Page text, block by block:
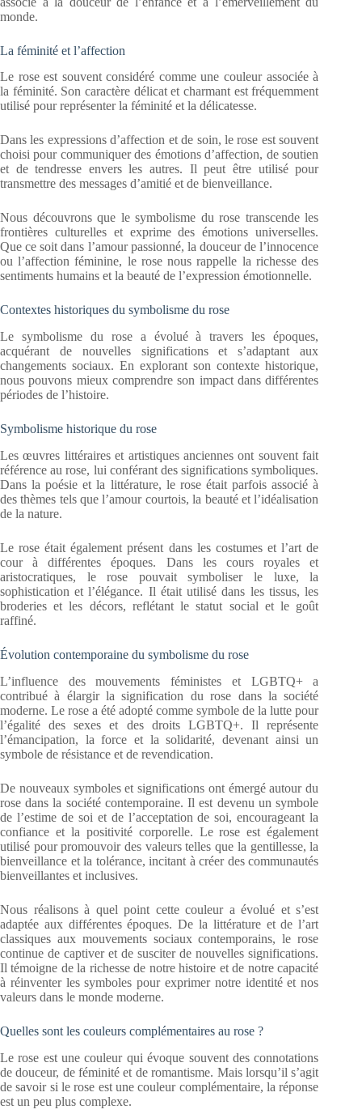
monde.
La féminité et l’affection
Le rose est souvent considéré comme une couleur associée à
la féminité. Son caractère délicat et charmant est fréquemment
utilisé pour représenter la féminité et la délicatesse.
Dans les expressions d’affection et de soin, le rose est souvent
choisi pour communiquer des émotions d’affection, de soutien
et de tendresse envers les autres. Il peut être utilisé pour
transmettre des messages d’amitié et de bienveillance.
Nous découvrons que le symbolisme du rose transcende les
frontières culturelles et exprime des émotions universelles.
Que ce soit dans l’amour passionné, la douceur de l’innocence
ou l’affection féminine, le rose nous rappelle la richesse des
sentiments humains et la beauté de l’expression émotionnelle.
Contextes historiques du symbolisme du rose
Le symbolisme du rose a évolué à travers les époques,
acquérant de nouvelles significations et s’adaptant aux
changements sociaux. En explorant son contexte historique,
nous pouvons mieux comprendre son impact dans différentes
périodes de l’histoire.
Symbolisme historique du rose
Les œuvres littéraires et artistiques anciennes ont souvent fait
référence au rose, lui conférant des significations symboliques.
Dans la poésie et la littérature, le rose était parfois associé à
des thèmes tels que l’amour courtois, la beauté et l’idéalisation
de la nature.
Le rose était également présent dans les costumes et l’art de
cour à différentes époques. Dans les cours royales et
aristocratiques, le rose pouvait symboliser le luxe, la
sophistication et l’élégance. Il était utilisé dans les tissus, les
broderies et les décors, reflétant le statut social et le goût
raffiné.
Évolution contemporaine du symbolisme du rose
L’influence des mouvements féministes et LGBTQ+ a
contribué à élargir la signification du rose dans la société
moderne. Le rose a été adopté comme symbole de la lutte pour
l’égalité des sexes et des droits LGBTQ+. Il représente
l’émancipation, la force et la solidarité, devenant ainsi un
symbole de résistance et de revendication.
De nouveaux symboles et significations ont émergé autour du
rose dans la société contemporaine. Il est devenu un symbole
de l’estime de soi et de l’acceptation de soi, encourageant la
confiance et la positivité corporelle. Le rose est également
utilisé pour promouvoir des valeurs telles que la gentillesse, la
bienveillance et la tolérance, incitant à créer des communautés
bienveillantes et inclusives.
Nous réalisons à quel point cette couleur a évolué et s’est
adaptée aux différentes époques. De la littérature et de l’art
classiques aux mouvements sociaux contemporains, le rose
continue de captiver et de susciter de nouvelles significations.
Il témoigne de la richesse de notre histoire et de notre capacité
à réinventer les symboles pour exprimer notre identité et nos
valeurs dans le monde moderne.
Quelles sont les couleurs complémentaires au rose ?
Le rose est une couleur qui évoque souvent des connotations
de douceur, de féminité et de romantisme. Mais lorsqu’il s’agit
de savoir si le rose est une couleur complémentaire, la réponse
est un peu plus complexe.